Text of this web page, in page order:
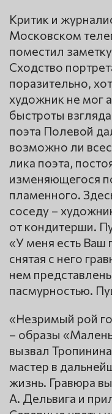
Критик и
Московском
поместил
Сходство
поразительно,
художник не мог
быстроты
поэта Полевой
возможно ли
лика поэта,
изменяющегося
пламенного.
соседу –
от кондитерши.
«У меня есть Ваш
снятая с него
нем
пасмурностью.
«Незримый рой
– образы
вызвал
мастер в
жизнь. Гравюра
А. Дельвига и